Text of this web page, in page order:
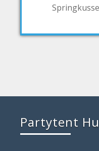
Partytent